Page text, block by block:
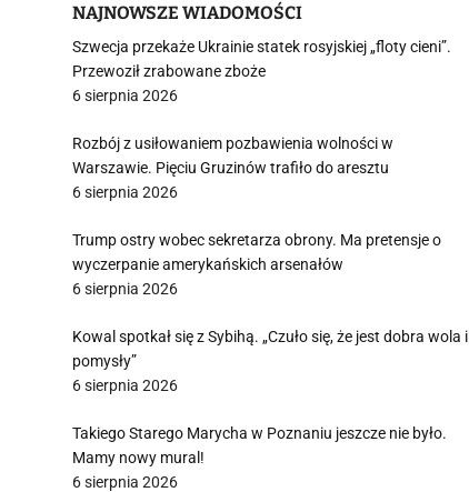
NAJNOWSZE WIADOMOŚCI
Szwecja przekaże Ukrainie statek rosyjskiej „floty cieni”.
Przewoził zrabowane zboże
6 sierpnia 2026
Rozbój z usiłowaniem pozbawienia wolności w
Warszawie. Pięciu Gruzinów trafiło do aresztu
6 sierpnia 2026
Trump ostry wobec sekretarza obrony. Ma pretensje o
wyczerpanie amerykańskich arsenałów
6 sierpnia 2026
Kowal spotkał się z Sybihą. „Czuło się, że jest dobra wola i
pomysły”
6 sierpnia 2026
Takiego Starego Marycha w Poznaniu jeszcze nie było.
Mamy nowy mural!
6 sierpnia 2026